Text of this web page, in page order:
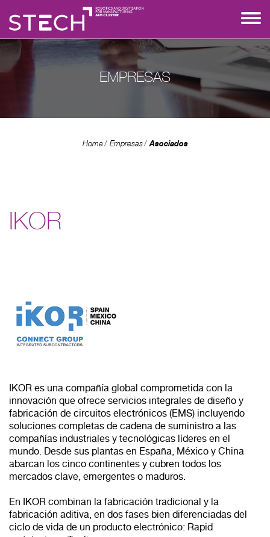
EMPRESAS
Home Empresas Asociados
IKOR
IKOR es una compañía global comprometida con la
innovación que ofrece servicios integrales de diseño y
fabricación de circuitos electrónicos (EMS) incluyendo
soluciones completas de cadena de suministro a las
compañías industriales y tecnológicas líderes en el
mundo. Desde sus plantas en España, México y China
abarcan los cinco continentes y cubren todos los
mercados clave, emergentes o maduros.
En IKOR combinan la fabricación tradicional y la
fabricación aditiva, en dos fases bien diferenciadas del
ciclo de vida de un producto electrónico: Rapid